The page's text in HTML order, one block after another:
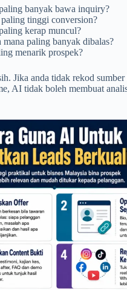
banyak bawa inquiry?
tinggi conversion?
kerap muncul?
mana paling banyak dibalas?
menarik prospek?
Jika anda tidak rekod sumber
AI tidak boleh membuat